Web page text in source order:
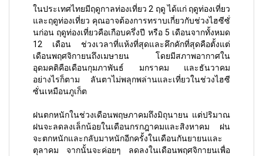
ในประเทศไทยมีฤดูกาลท่องเที่ยว 2 ฤดู ได้แก่ ฤดูท่องเที่ยว
และฤดูท่องเที่ยว คุณอาจต้องการทราบเกี่ยวกับช่วงไฮซีซั่
นก่อน ฤดูท่องเที่ยวคือเกือบครึ่งปี หรือ 5 เดือนจากทั้งหมด
12 เดือน ช่วงเวลาที่แห้งที่สุดและคึกคักที่สุดคือตั้งแต่
เดือนพฤศจิกายนถึงเมษายน โดยมีสภาพอากาศใน
อุดมคติคือเดือนกุมภาพันธ์ มกราคม และธันวาคม
อย่างไรก็ตาม ลันตาไม่พลุกพล่านและเที่ยวในช่วงไฮซี
ซั่นเหมือนภูเก็ต
ฝนตกหนักในช่วงเดือนพฤษภาคมถึงมิถุนายน แต่ปริมาณ
ฝนจะลดลงเล็กน้อยในเดือนกรกฎาคมและสิงหาคม ฝน
จะตกหนักและกลับมาหนักอีกครั้งในเดือนกันยายนและ
ตุลาคม จากนั้นจะค่อยๆ ลดลงในเดือนพฤศจิกายนเพื่อ